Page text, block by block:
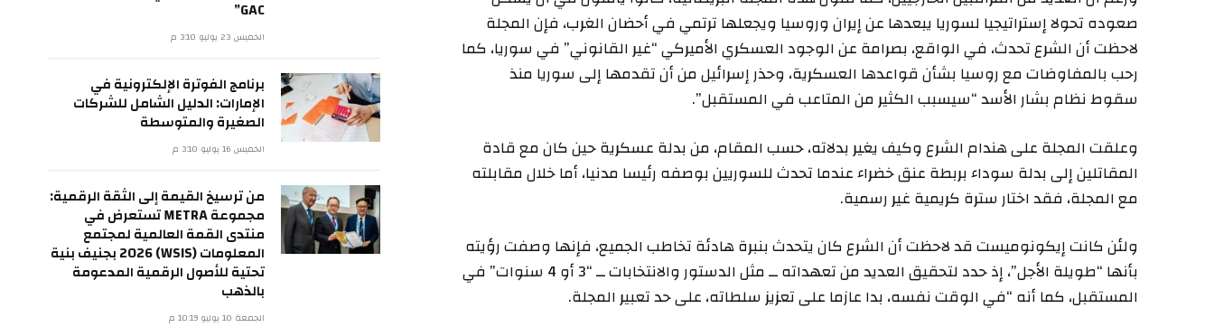
صعوده تحولا إستراتيجيا لسوريا يبعدها عن إيران وروسيا ويجعلها ترتمي في أحضان الغرب، فإن المجلة
لاحظت أن الشرع تحدث، في الواقع، بصرامة عن الوجود العسكري الأميركي “غير القانوني” في سوريا، كما
رحب بالمفاوضات مع روسيا بشأن قواعدها العسكرية، وحذر إسرائيل من أن تقدمها إلى سوريا منذ
سقوط نظام بشار الأسد “سيسبب الكثير من المتاعب في المستقبل”.
وعلقت المجلة على هندام الشرع وكيف يغير بدلاته، حسب المقام، من بدلة عسكرية حين كان مع قادة
المقاتلين إلى بدلة سوداء بربطة عنق خضراء عندما تحدث للسوريين بوصفه رئيسا مدنيا، أما خلال مقابلته
مع المجلة، فقد اختار سترة كريمية غير رسمية.
ولئن كانت إيكونوميست قد لاحظت أن الشرع كان يتحدث بنبرة هادئة تخاطب الجميع، فإنها وصفت رؤيته
بأنها “طويلة الأجل”، إذ حدد لتحقيق العديد من تعهداته ــ مثل الدستور والانتخابات ــ “3 أو 4 سنوات” في
المستقبل، كما أنه “في الوقت نفسه، بدا عازما على تعزيز سلطاته، على حد تعبير المجلة.
GAC”
الخميس 23 يوليو 3:10 م
برنامج الفوترة الإلكترونية في
الإمارات: الدليل الشامل للشركات
الصغيرة والمتوسطة
الخميس 16 يوليو 3:10 م
من ترسيخ القيمة إلى الثقة الرقمية:
مجموعة METRA تستعرض في
منتدى القمة العالمية لمجتمع
المعلومات (WSIS) 2026 بجنيف بنية
تحتية للأصول الرقمية المدعومة
بالذهب
الجمعة 10 يوليو 10:19 م